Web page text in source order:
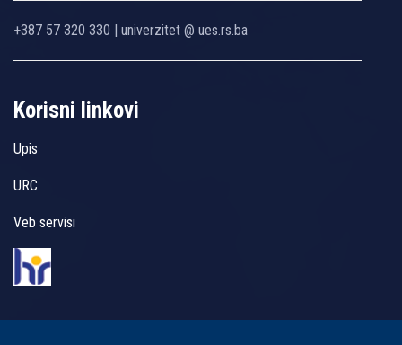
+387 57 320 330 | univerzitet @ ues.rs.ba
Korisni linkovi
Upis
URC
Veb servisi